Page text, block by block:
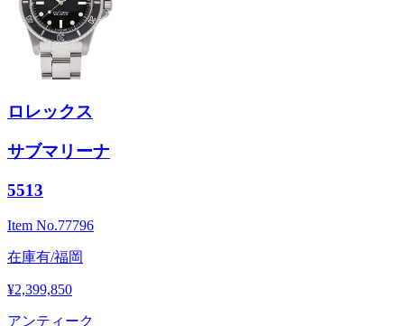
ロレックス
サブマリーナ
5513
Item No.77796
在庫有/福岡
¥2,399,850
アンティーク